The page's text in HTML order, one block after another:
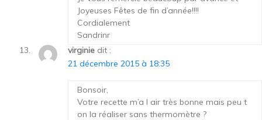
Joyeuses Fêtes de fin d’année!!!!
Cordialement
Sandrinr
virginie dit :
21 décembre 2015 à 18:35
Bonsoir,
Votre recette m’a l air très bonne mais peu t
on la réaliser sans thermomètre ?